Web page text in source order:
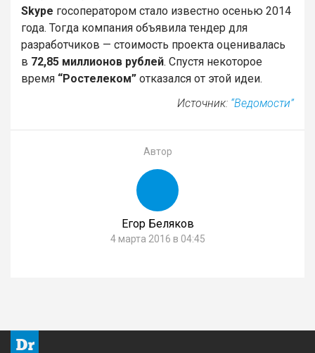
Skype госоператором стало известно осенью 2014
года. Тогда компания объявила тендер для
разработчиков — стоимость проекта оценивалась
в 72,85 миллионов рублей. Спустя некоторое
время “Ростелеком” отказался от этой идеи.
Источник: “Ведомости”
Автор
Егор Беляков
4 марта 2016 в 04:45